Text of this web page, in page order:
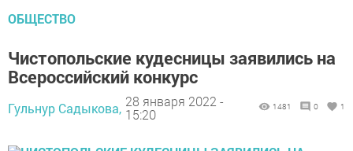
ОБЩЕСТВО
Чистопольские кудесницы заявились на
Всероссийский конкурс
Гульнур Садыкова, 28 января 2022 -
15:20
1481 0 1